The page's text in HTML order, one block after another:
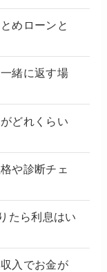
めローンと
緒に返す場
どれくらい
や診断チェ
たら利息はい
入でお金が